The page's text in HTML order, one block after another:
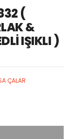
(
&
IŞIKLI )
ÇALAR